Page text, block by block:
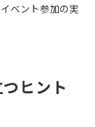
ベント参加の実
ヒント